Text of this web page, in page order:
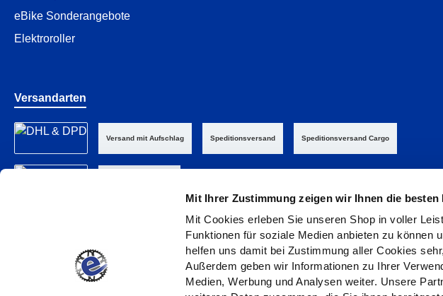
Mit Ihrer Zustimmung zeigen wir Ihnen die
Mit Cookies erleben Sie unseren Shop in voller
Funktionen für soziale Medien anbieten zu können
helfen uns damit bei Zustimmung aller Cookies
Außerdem geben wir Informationen zu Ihrer
Medien, Werbung und Analysen weiter. Unsere
eBike Sonderangebote
Elektroroller
Versandarten
Versand mit Aufschlag Speditionsversand Speditionsversand Cargo